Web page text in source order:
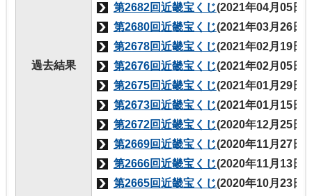
過去結果
第2682回近畿宝くじ(2021年04月05日
第2680回近畿宝くじ(2021年03月26日
第2678回近畿宝くじ(2021年02月19日
第2676回近畿宝くじ(2021年02月05日
第2675回近畿宝くじ(2021年01月29日
第2673回近畿宝くじ(2021年01月15日
第2672回近畿宝くじ(2020年12月25日
第2669回近畿宝くじ(2020年11月27日
第2666回近畿宝くじ(2020年11月13日
第2665回近畿宝くじ(2020年10月23日